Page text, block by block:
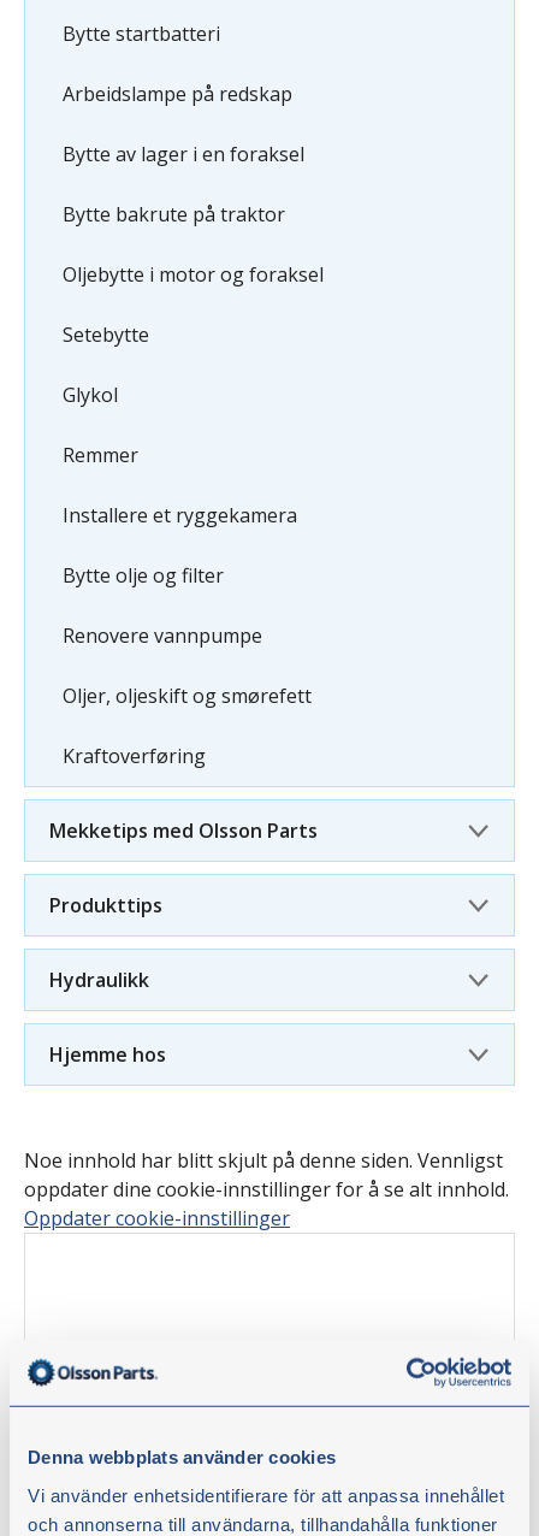
Denna webbplats använder cookies
Vi använder enhetsidentifierare för att anpassa innehållet
och annonserna till användarna, tillhandahålla funktioner
Bytte startbatteri
Arbeidslampe på redskap
Bytte av lager i en foraksel
Bytte bakrute på traktor
Oljebytte i motor og foraksel
Setebytte
Glykol
Remmer
Installere et ryggekamera
Bytte olje og filter
Renovere vannpumpe
Oljer, oljeskift og smørefett
Kraftoverføring
Mekketips med Olsson Parts
Produkttips
Hydraulikk
Hjemme hos
Noe innhold har blitt skjult på denne siden. Vennligst
oppdater dine cookie-innstillinger for å se alt innhold.
Oppdater cookie-innstillinger